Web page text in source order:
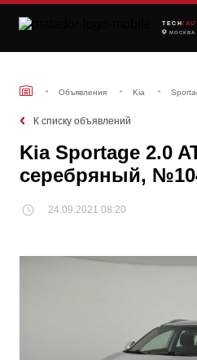
TECH /
МОСКВА
Объявления Kia
К списку объявлений
Kia Sportage 2.0
серебряный,
24.09.2021 08:20